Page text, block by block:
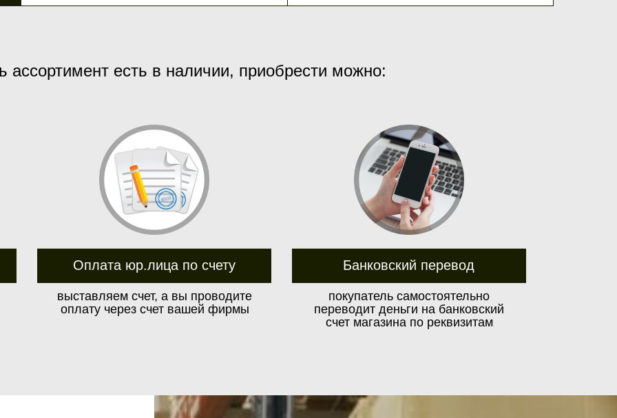
ассортимент есть в наличии, приобрести можно:
Оплата юр.лица по счету
выставляем счет, а вы проводите
оплату через счет вашей фирмы
Банковский перевод
покупатель самостоятельно
переводит деньги на банковский
счет магазина по реквизитам